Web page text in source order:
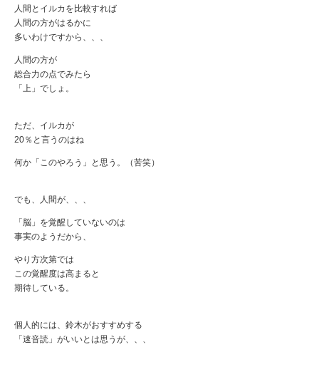
人間とイルカを比較すれば
人間の方がはるかに
多いわけですから、、、
人間の方が
総合力の点でみたら
「上」でしょ。
ただ、イルカが
20％と言うのはね
何か「このやろう」と思う。（苦笑）
でも、人間が、、、
「脳」を覚醒していないのは
事実のようだから、
やり方次第では
この覚醒度は高まると
期待している。
個人的には、鈴木がおすすめする
「速音読」がいいとは思うが、、、